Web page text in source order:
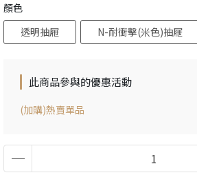
顏色
透明抽屜
N-耐衝擊(米色)抽屜
此商品參與的優惠活動
(加購)熱賣單品